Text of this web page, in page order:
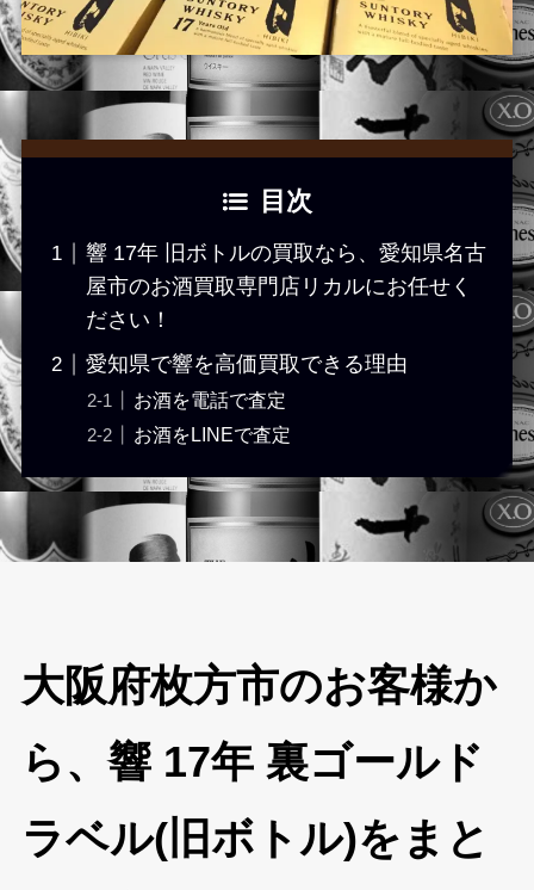
目次
響 17年 旧ボトルの買取なら、愛知県名古
屋市のお酒買取専門店リカルにお任せく
ださい！
愛知県で響を高価買取できる理由
お酒を電話で査定
お酒をLINEで査定
大阪府枚方市のお客様か
ら、響 17年 裏ゴールド
ラベル(旧ボトル)をまと